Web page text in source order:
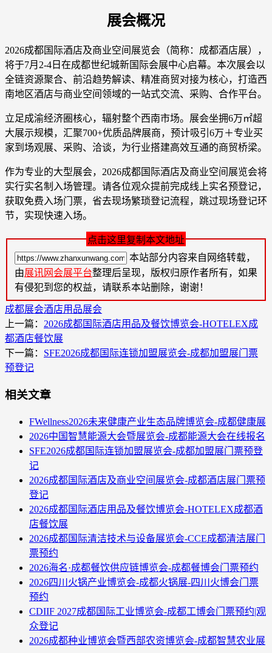
展会概况
2026成都国际酒店及商业空间展览会（简称：成都酒店展），
将于7月2-4日在成都世纪城新国际会展中心启幕。本次展会以
全链资源聚合、前沿趋势解读、精准商贸对接为核心，打造西
南地区酒店与商业空间领域的一站式交流、采购、合作平台。
立足成渝经济圈核心，辐射整个西南市场。展会坐拥6万㎡超
大展示规模，汇聚700+优质品牌展商，预计吸引6万＋专业买
家到场观展、采购、洽谈，为行业搭建高效互通的商贸桥梁。
作为专业的大型展会，2026成都国际酒店及商业空间展览会将
实行实名制入场管理。请各位观众提前完成线上实名预登记，
获取免费入场门票，省去现场繁琐登记流程，跳过现场登记环
节，实现快速入场。
点击这里复制本文地址
本站部分内容来自网络转载，
由展讯网会展平台整理后呈现，版权归原作者所有，如果
有侵犯到您的权益，请联系本站删除，谢谢！
成都展会酒店用品展会
上一篇： 2026成都国际酒店用品及餐饮博览会-HOTELEX成
都酒店餐饮展
下一篇： SFE2026成都国际连锁加盟展览会-成都加盟展门票
预登记
相关文章
FWellness2026未来健康产业生态品牌博览会-成都健康展
2026中国智慧能源大会暨展览会-成都能源大会在线报名
SFE2026成都国际连锁加盟展览会-成都加盟展门票预登
记
2026成都国际酒店及商业空间展览会-成都酒店展门票预
登记
2026成都国际酒店用品及餐饮博览会-HOTELEX成都酒
店餐饮展
2026成都国际清洁技术与设备展览会-CCE成都清洁展门
票预约
2026海名·成都餐饮供应链博览会-成都餐博会门票预约
2026四川火锅产业博览会-成都火锅展-四川火博会门票
预约
CDIIF 2027成都国际工业博览会-成都工博会门票预约|观
众登记
2026成都种业博览会暨西部农资博览会-成都智慧农业展